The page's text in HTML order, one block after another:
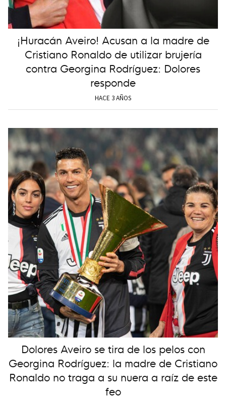
¡Huracán Aveiro! Acusan a la madre de
Cristiano Ronaldo de utilizar brujería
contra Georgina Rodríguez: Dolores
responde
HACE 3 AÑOS
Dolores Aveiro se tira de los pelos con
Georgina Rodríguez: la madre de Cristiano
Ronaldo no traga a su nuera a raíz de este
feo